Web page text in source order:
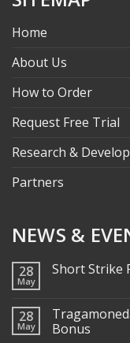
Home
About Us
How to Order
Request Free Trial
Research &
Partners
NEWS &
28
May
Short Strike
28
May
Bonus